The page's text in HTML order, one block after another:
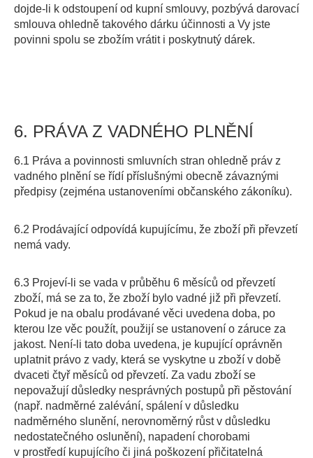
dojde-li k odstoupení od kupní smlouvy, pozbývá darovací
smlouva ohledně takového dárku účinnosti a Vy jste
povinni spolu se zbožím vrátit i poskytnutý dárek.
6. PRÁVA Z VADNÉHO PLNĚNÍ
6.1 Práva a povinnosti smluvních stran ohledně práv z
vadného plnění se řídí příslušnými obecně závaznými
předpisy (zejména ustanoveními občanského zákoníku).
6.2 Prodávající odpovídá kupujícímu, že zboží při převzetí
nemá vady.
6.3 Projeví-li se vada v průběhu 6 měsíců od převzetí
zboží, má se za to, že zboží bylo vadné již při převzetí.
Pokud je na obalu prodávané věci uvedena doba, po
kterou lze věc použít, použijí se ustanovení o záruce za
jakost. Není-li tato doba uvedena, je kupující oprávněn
uplatnit právo z vady, která se vyskytne u zboží v době
dvaceti čtyř měsíců od převzetí. Za vadu zboží se
nepovažují důsledky nesprávných postupů při pěstování
(např. nadměrné zalévání, spálení v důsledku
nadměrného slunění, nerovnoměrný růst v důsledku
nedostatečného oslunění), napadení chorobami
v prostředí kupujícího či jiná poškození přičitatelná